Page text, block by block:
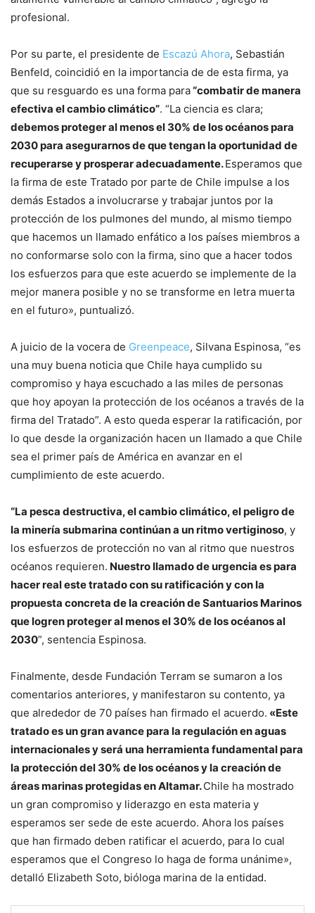
profesional.
Por su parte, el presidente de Escazú Ahora, Sebastián
Benfeld, coincidió en la importancia de de esta firma, ya
que su resguardo es una forma para“combatir de manera
efectiva el cambio climático”. “La ciencia es clara;
debemos proteger al menos el 30% de los océanos para
2030 para asegurarnos de que tengan la oportunidad de
recuperarse y prosperar adecuadamente.Esperamos que
la firma de este Tratado por parte de Chile impulse a los
demás Estados a involucrarse y trabajar juntos por la
protección de los pulmones del mundo, al mismo tiempo
que hacemos un llamado enfático a los países miembros a
no conformarse solo con la firma, sino que a hacer todos
los esfuerzos para que este acuerdo se implemente de la
mejor manera posible y no se transforme en letra muerta
en el futuro», puntualizó.
A juicio de la vocera de Greenpeace, Silvana Espinosa, “es
una muy buena noticia que Chile haya cumplido su
compromiso y haya escuchado a las miles de personas
que hoy apoyan la protección de los océanos a través de la
firma del Tratado”. A esto queda esperar la ratificación, por
lo que desde la organización hacen un llamado a que Chile
sea el primer país de América en avanzar en el
cumplimiento de este acuerdo.
“La pesca destructiva, el cambio climático, el peligro de
la minería submarina continúan a un ritmo vertiginoso, y
los esfuerzos de protección no van al ritmo que nuestros
océanos requieren. Nuestro llamado de urgencia es para
hacer real este tratado con su ratificación y con la
propuesta concreta de la creación de Santuarios Marinos
que logren proteger al menos el 30% de los océanos al
2030”, sentencia Espinosa.
Finalmente, desde Fundación Terram se sumaron a los
comentarios anteriores, y manifestaron su contento, ya
que alrededor de 70 países han firmado el acuerdo. «Este
tratado es un gran avance para la regulación en aguas
internacionales y será una herramienta fundamental para
la protección del 30% de los océanos y la creación de
áreas marinas protegidas en Altamar.Chile ha mostrado
un gran compromiso y liderazgo en esta materia y
esperamos ser sede de este acuerdo. Ahora los países
que han firmado deben ratificar el acuerdo, para lo cual
esperamos que el Congreso lo haga de forma unánime»,
detalló Elizabeth Soto, bióloga marina de la entidad.